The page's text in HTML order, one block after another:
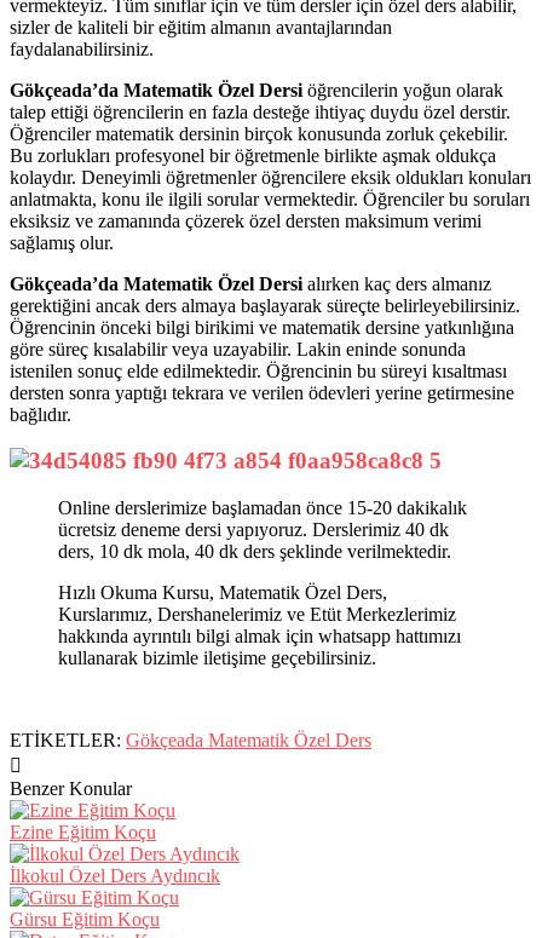
vermekteyiz. Tüm sınıflar için ve tüm dersler için özel ders alabilir,
sizler de kaliteli bir eğitim almanın avantajlarından
faydalanabilirsiniz.
Gökçeada’da Matematik Özel Dersi öğrencilerin yoğun olarak
talep ettiği öğrencilerin en fazla desteğe ihtiyaç duydu özel derstir.
Öğrenciler matematik dersinin birçok konusunda zorluk çekebilir.
Bu zorlukları profesyonel bir öğretmenle birlikte aşmak oldukça
kolaydır. Deneyimli öğretmenler öğrencilere eksik oldukları konuları
anlatmakta, konu ile ilgili sorular vermektedir. Öğrenciler bu soruları
eksiksiz ve zamanında çözerek özel dersten maksimum verimi
sağlamış olur.
Gökçeada’da Matematik Özel Dersi alırken kaç ders almanız
gerektiğini ancak ders almaya başlayarak süreçte belirleyebilirsiniz.
Öğrencinin önceki bilgi birikimi ve matematik dersine yatkınlığına
göre süreç kısalabilir veya uzayabilir. Lakin eninde sonunda
istenilen sonuç elde edilmektedir. Öğrencinin bu süreyi kısaltması
dersten sonra yaptığı tekrara ve verilen ödevleri yerine getirmesine
bağlıdır.
Online derslerimize başlamadan önce 15-20 dakikalık
ücretsiz deneme dersi yapıyoruz. Derslerimiz 40 dk
ders, 10 dk mola, 40 dk ders şeklinde verilmektedir.
Hızlı Okuma Kursu, Matematik Özel Ders,
Kurslarımız, Dershanelerimiz ve Etüt Merkezlerimiz
hakkında ayrıntılı bilgi almak için whatsapp hattımızı
kullanarak bizimle iletişime geçebilirsiniz.
ETİKETLER: Gökçeada Matematik Özel Ders
Benzer Konular
Ezine Eğitim Koçu
İlkokul Özel Ders Aydıncık
Gürsu Eğitim Koçu